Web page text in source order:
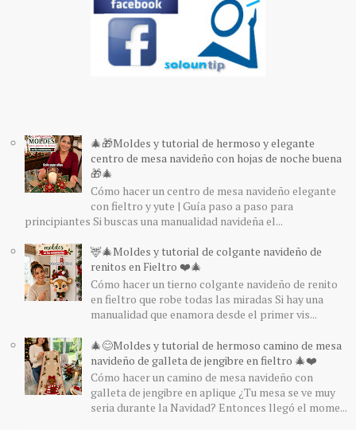
🎄🎁Moldes y tutorial de hermoso y elegante
centro de mesa navideño con hojas de noche buena
🎁🎄
Cómo hacer un centro de mesa navideño elegante
con fieltro y yute | Guía paso a paso para
principiantes Si buscas una manualidad navideña el...
🦌🎄Moldes y tutorial de colgante navideño de
renitos en Fieltro ❤️🎄
Cómo hacer un tierno colgante navideño de renito
en fieltro que robe todas las miradas Si hay una
manualidad que enamora desde el primer vis...
🎄😊Moldes y tutorial de hermoso camino de mesa
navideño de galleta de jengibre en fieltro 🎄❤️
Cómo hacer un camino de mesa navideño con
galleta de jengibre en aplique ¿Tu mesa se ve muy
seria durante la Navidad? Entonces llegó el mome...